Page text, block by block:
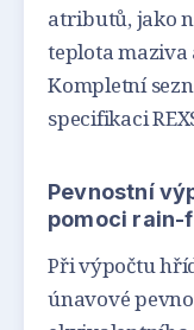
atributů, jako
teplota maziva
Kompletní
specifikaci
Pevnostní
pomoci rain-
Při výpočtu
únavové